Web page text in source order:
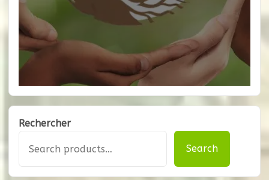
Rechercher
Search